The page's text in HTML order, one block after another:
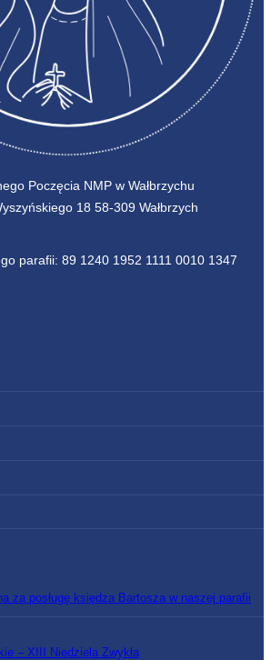
Poczęcia NMP w Wałbrzychu
18 58-309 Wałbrzych
parafii: 89 1240 1952 1111 0010 1347
za posługę księdza Bartosza w naszej parafii
– XIII Niedziela Zwykła